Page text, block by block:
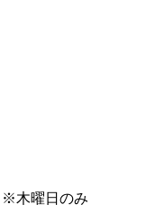
※木曜日のみ